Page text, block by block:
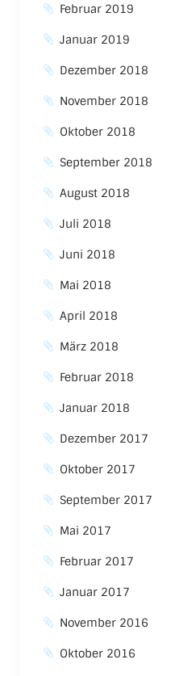
Februar 2019
Januar 2019
Dezember 2018
November 2018
Oktober 2018
September 2018
August 2018
Juli 2018
Juni 2018
Mai 2018
April 2018
März 2018
Februar 2018
Januar 2018
Dezember 2017
Oktober 2017
September 2017
Mai 2017
Februar 2017
Januar 2017
November 2016
Oktober 2016